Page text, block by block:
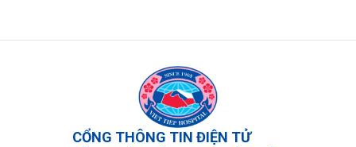
CỔNG THÔNG TIN ĐIỆN TỬ